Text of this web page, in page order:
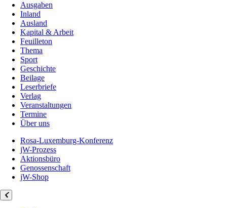
Ausgaben
Inland
Ausland
Kapital & Arbeit
Feuilleton
Thema
Sport
Geschichte
Beilage
Leserbriefe
Verlag
Veranstaltungen
Termine
Über uns
Rosa-Luxemburg-Konferenz
jW-Prozess
Aktionsbüro
Genossenschaft
jW-Shop